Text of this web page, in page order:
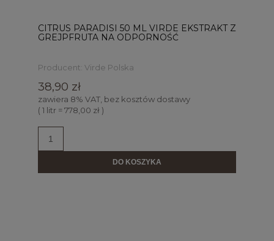
CITRUS PARADISI 50 ML VIRDE EKSTRAKT Z
GREJPFRUTA NA ODPORNOŚĆ
Producent: Virde Polska
38,90 zł
zawiera 8% VAT, bez kosztów dostawy
( 1 litr = 778,00 zł )
DO KOSZYKA